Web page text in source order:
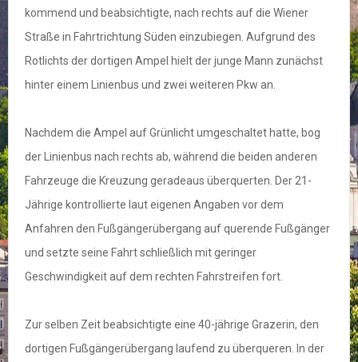
kommend und beabsichtigte, nach rechts auf die Wiener
Straße in Fahrtrichtung Süden einzubiegen. Aufgrund des
Rotlichts der dortigen Ampel hielt der junge Mann zunächst
hinter einem Linienbus und zwei weiteren Pkw an.
Nachdem die Ampel auf Grünlicht umgeschaltet hatte, bog
der Linienbus nach rechts ab, während die beiden anderen
Fahrzeuge die Kreuzung geradeaus überquerten. Der 21-
Jährige kontrollierte laut eigenen Angaben vor dem
Anfahren den Fußgängerübergang auf querende Fußgänger
und setzte seine Fahrt schließlich mit geringer
Geschwindigkeit auf dem rechten Fahrstreifen fort.
Zur selben Zeit beabsichtigte eine 40-jährige Grazerin, den
dortigen Fußgängerübergang laufend zu überqueren. In der